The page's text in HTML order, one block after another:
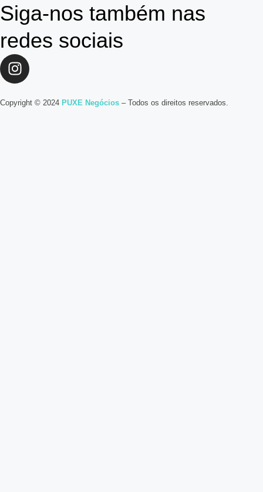
Siga-nos também nas
redes sociais
Copyright © 2024 PUXE Negócios – Todos os direitos reservados.